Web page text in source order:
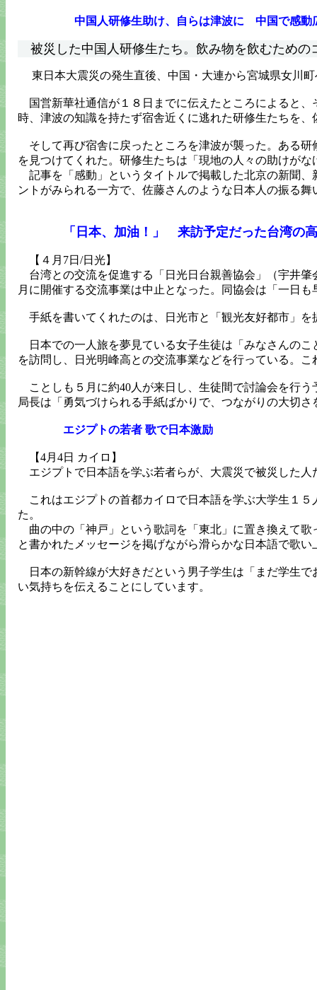
中国人研修生助け、自らは津波に 中国で感動
被災した中国人研修生たち。飲み物を飲むための
東日本大震災の発生直後、中国・大連から宮城県女川
国営新華社通信が１８日までに伝えたところによると
時、津波の知識を持たず宿舎近くに逃れた研修生たちを
そして再び宿舎に戻ったところを津波が襲った。ある研
を見つけてくれた。研修生たちは「現地の人々の助けが
記事を「感動」というタイトルで掲載した北京の新聞、
ントがみられる一方で、佐藤さんのような日本人の振る
「日本、加油！」 来訪予定だった台湾の
【４月7日/日光】
台湾との交流を促進する「日光日台親善協会」（宇井肇
月に開催する交流事業は中止となった。同協会は「一日
手紙を書いてくれたのは、日光市と「観光友好都市」を
日本での一人旅を夢見ている女子生徒は「みなさんのこ
を訪問し、日光明峰高との交流事業などを行っている。
ことしも５月に約40人が来日し、生徒間で討論会を行
局長は「勇気づけられる手紙ばかりで、つながりの大切
エジプトの若者 歌で日本激励
【4月4日 カイロ】
エジプトで日本語を学ぶ若者らが、大震災で被災した人
これはエジプトの首都カイロで日本語を学ぶ大学生１５
た。
曲の中の「神戸」という歌詞を「東北」に置き換えて歌
と書かれたメッセージを掲げながら滑らかな日本語で歌い
日本の新幹線が大好きだという男子学生は「まだ学生で
い気持ちを伝えることにしています。